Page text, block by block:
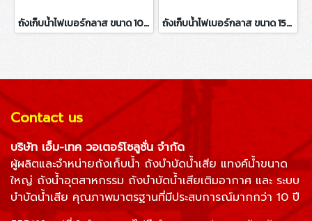
ถังเก็บน้ำไฟเบอร์กลาส ขนาด 10000 ลิตร ถังเก็บน้ำไฟเบอร์กลาส ขนาด 15000 ลิตร
Contact us
บริษัท เอ็ม-เทค วอเตอร์โซลูชั่น จำกัด
ผู้ผลิตและจำหน่ายถังเก็บน้ำ ถังบำบัดน้ำเสียแทงค์น้ำขนาด
ใหญ่ ถังน้ำอุตสาหกรรม ถังบำบัดน้ำเสียเติมอากาศ และระบบ
บำบัดน้ำเสีย คุณภาพมาตรฐานที่มีประสบการณ์มากกว่า 10 ปี